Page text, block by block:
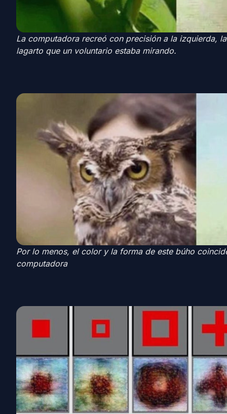
La computadora recreó con precisión a la izquierda,
lagarto que un voluntario estaba mirando.
Por lo menos, el color y la forma de este búho
computadora